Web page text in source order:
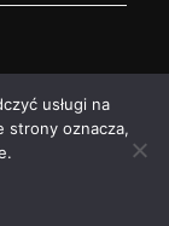
usługi na
strony oznacza,